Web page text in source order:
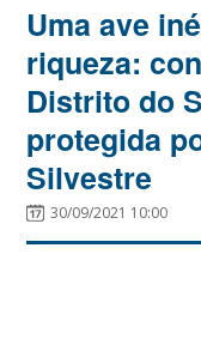
Uma ave
riqueza:
Distrito do
protegida
Silvestre
30/09/2021 10:00